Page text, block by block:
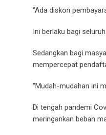
“Ada diskon
Ini berlaku bagi
Sedangkan bagi
mempercepat
“Mudah-mudahan ini
Di tengah pandemi
meringankan beban